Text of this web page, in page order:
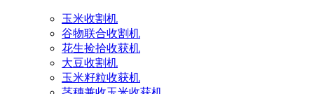
玉米收割机
谷物联合收割机
花生捡拾收获机
大豆收割机
玉米籽粒收获机